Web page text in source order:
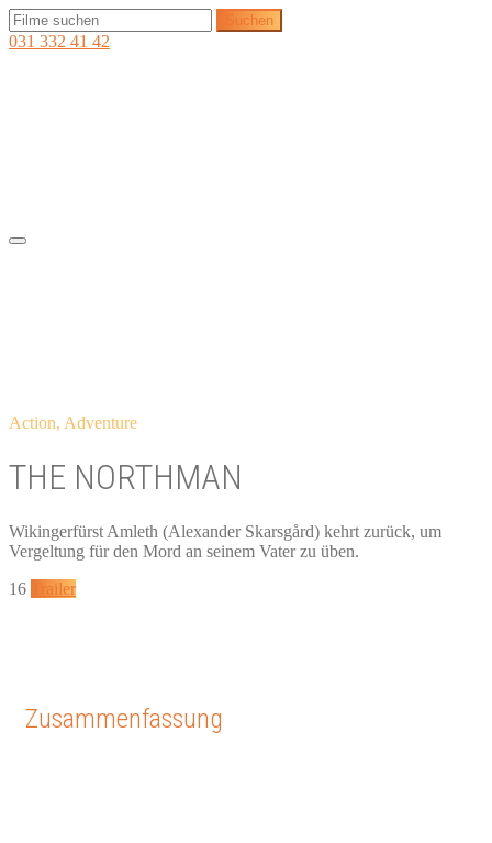
031 332 41 42
Action, Adventure
THE NORTHMAN
Wikingerfürst Amleth (Alexander Skarsgård) kehrt zurück, um
Vergeltung für den Mord an seinem Vater zu üben.
16
Trailer
Zusammenfassung